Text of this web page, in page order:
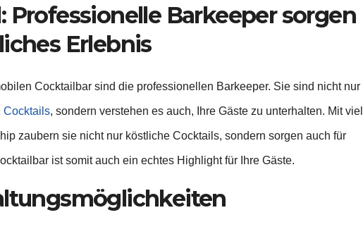
Professionelle Barkeeper sorgen
Erlebnis
Cocktailbar sind die professionellen Barkeeper. Sie sind nicht nur
Cocktails, sondern verstehen es auch, Ihre Gäste zu unterhalten. Mit viel
zaubern sie nicht nur köstliche Cocktails, sondern sorgen auch für
ist somit auch ein echtes Highlight für Ihre Gäste.